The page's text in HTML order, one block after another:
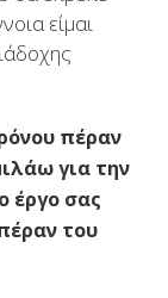
είμαι
πέραν
για την
έργο σας
του